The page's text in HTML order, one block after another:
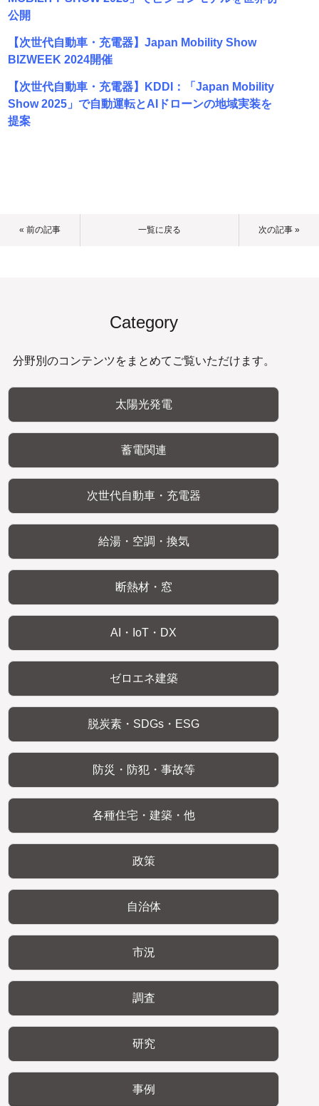
公開
【次世代自動車・充電器】Japan Mobility Show
BIZWEEK 2024開催
【次世代自動車・充電器】KDDI：「Japan Mobility
Show 2025」で自動運転とAIドローンの地域実装を
提案
« 前の記事 一覧に戻る 次の記事 »
Category
分野別のコンテンツをまとめてご覧いただけます。
太陽光発電
蓄電関連
次世代自動車・充電器
給湯・空調・換気
断熱材・窓
AI・IoT・DX
ゼロエネ建築
脱炭素・SDGs・ESG
防災・防犯・事故等
各種住宅・建築・他
政策
自治体
市況
調査
研究
事例